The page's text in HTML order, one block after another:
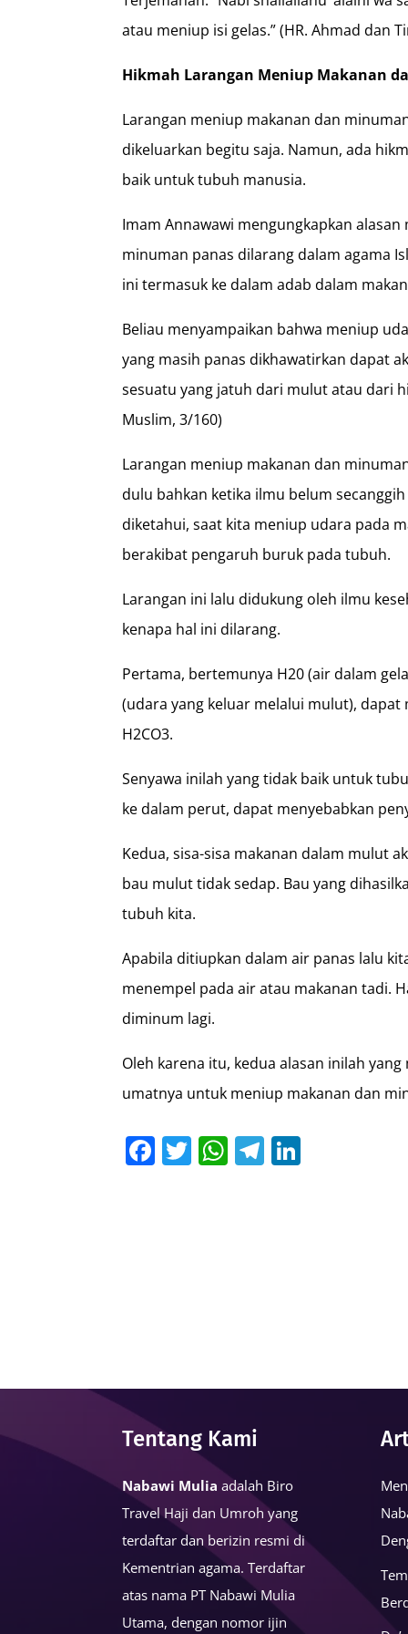
atau meniup isi gelas.” (HR. Ahmad dan
Hikmah Larangan Meniup Makanan
Larangan meniup makanan dan
dikeluarkan begitu saja. Namun, ada
baik untuk tubuh manusia.
Imam Annawawi mengungkapkan
minuman panas dilarang dalam agama
ini termasuk ke dalam adab dalam
Beliau menyampaikan bahwa meniup
yang masih panas dikhawatirkan dapat
sesuatu yang jatuh dari mulut atau dari
Muslim, 3/160)
Larangan meniup makanan dan
dulu bahkan ketika ilmu belum
diketahui, saat kita meniup udara pada
berakibat pengaruh buruk pada tubuh.
Larangan ini lalu didukung oleh ilmu
kenapa hal ini dilarang.
Pertama, bertemunya H20 (air dalam
(udara yang keluar melalui mulut),
H2CO3.
Senyawa inilah yang tidak baik untuk
ke dalam perut, dapat menyebabkan
Kedua, sisa-sisa makanan dalam mulut
bau mulut tidak sedap. Bau yang
tubuh kita.
Apabila ditiupkan dalam air panas lalu
menempel pada air atau makanan tadi.
diminum lagi.
Oleh karena itu, kedua alasan inilah
umatnya untuk meniup makanan dan
Facebook
Twitter
WhatsApp
Telegram
Tentang Kami
Nabawi Mulia adalah Biro
Travel Haji dan Umroh yang
terdaftar dan berizin resmi di
Kementrian agama. Terdaftar
atas nama PT Nabawi Mulia
Utama, dengan nomor ijin